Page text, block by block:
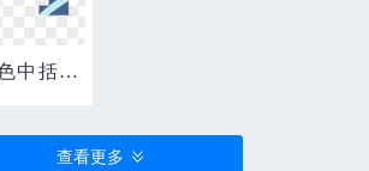
卡通手绘条纹蓝色中括号元素
查看更多